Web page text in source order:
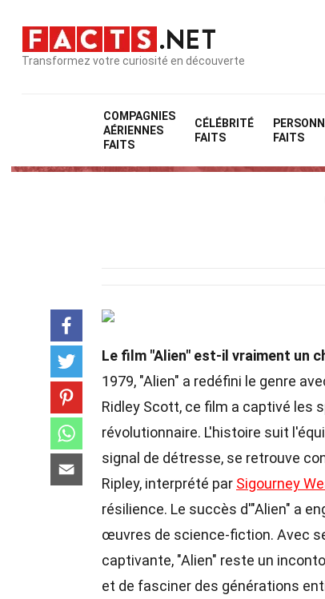
Transformez votre curiosité en découverte
COMPAGNIES
AÉRIENNES
FAITS
CÉLÉBRITÉ
FAITS
FAITS
Le film "Alien" est-il vraiment un
1979, "Alien" a redéfini le genre
Ridley Scott, ce film a captivé les
révolutionnaire. L'histoire suit
signal de détresse, se retrouve
Ripley, interprété par Sigourney
résilience. Le succès d'"Alien" a
œuvres de science-fiction. Avec
captivante, "Alien" reste un
et de fasciner des générations